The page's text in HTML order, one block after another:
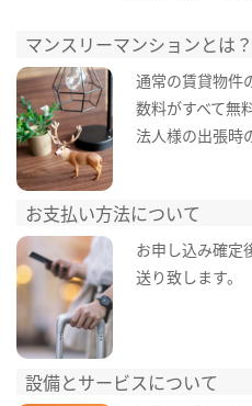
マンスリーマンションとは？
通常の賃貸物件
数料がすべて無
法人様の出張時
お支払い方法について
お申し込み確定
送り致します。
設備とサービスについて